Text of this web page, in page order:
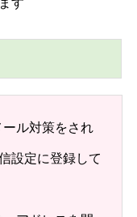
ル対策をされ
設定に登録して